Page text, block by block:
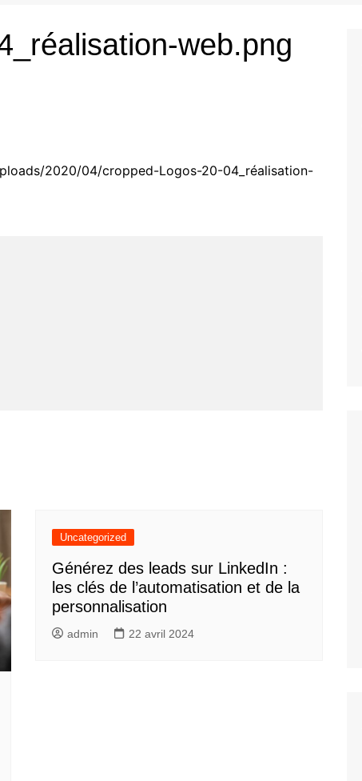
web.png
2020/04/cropped-Logos-20-04_réalisation-
Uncategorized
Générez des leads sur LinkedIn :
les clés de l’automatisation et de la
personnalisation
admin 22 avril 2024